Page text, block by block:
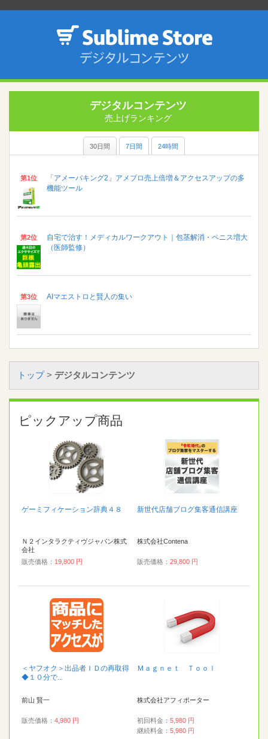
デジタルコンテンツ
売上げランキング
30日間 7日間 24時間
第1位
「アメーバキング2」アメブロ売上倍増＆アクセスアップの多
機能ツール
第2位
自宅で治す！メディカルワークアウト｜包茎解消・ペニス増大
（医師監修）
第3位 AIマエストロと賢人の集い
トップ> デジタルコンテンツ
ピックアップ商品
ゲーミフィケーション辞典４８
Ｎ２インタラクティヴジャパン株式
会社
販売価格： 19,800 円
新世代店舗ブログ集客通信講座
株式会社Contena
販売価格： 29,800 円
＜ヤフオク＞出品者ＩＤの再取得
◆１０分で...
前山 賢一
販売価格： 4,980 円
Ｍａｇｎｅｔ Ｔｏｏｌ
株式会社アフィポーター
初回料金： 5,980 円
継続料金： 5,980 円